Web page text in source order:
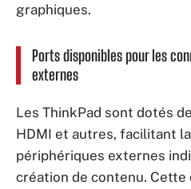
graphiques.
Ports disponibles pour les
externes
Les ThinkPad sont dotés
HDMI et autres, facilitant
périphériques externes
création de contenu.